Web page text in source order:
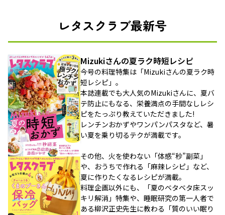
レタスクラブ最新号
Mizukiさんの夏ラク時短レシピ
今号の料理特集は「Mizukiさんの夏ラク時
短レシピ」。
本誌連載でも大人気のMizukiさんに、夏バ
テ防止にもなる、栄養満点の手間なしレシ
ピをたっぷり教えていただきました!
レンチンおかずやワンパンパスタなど、暑
い夏を乗り切るテクが満載です。
その他、火を使わない「体感“秒”副菜」
や、おうちで作れる「麻辣レシピ」など、
夏に作りたくなるレシピが満載。
料理企画以外にも、「夏のベタベタ床スッ
キリ解消」特集や、睡眠研究の第一人者で
ある柳沢正史先生に教わる「質のいい眠り